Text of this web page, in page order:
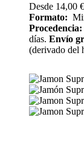
Desde 14,00 €
Formato:
Procedencia:
días. Envío
(derivado del